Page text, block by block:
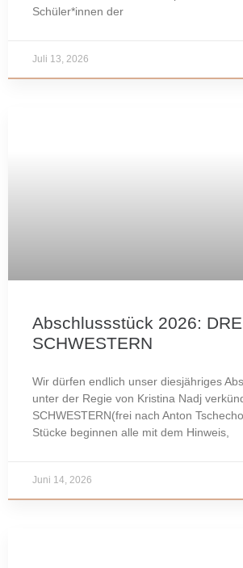
Schüler*innen der
Juli 13, 2026
Abschlussstück 2026:
SCHWESTERN
Wir dürfen endlich unser diesjähriges
unter der Regie von Kristina Nadj
SCHWESTERN(frei nach Anton
Stücke beginnen alle mit dem Hinweis,
Juni 14, 2026